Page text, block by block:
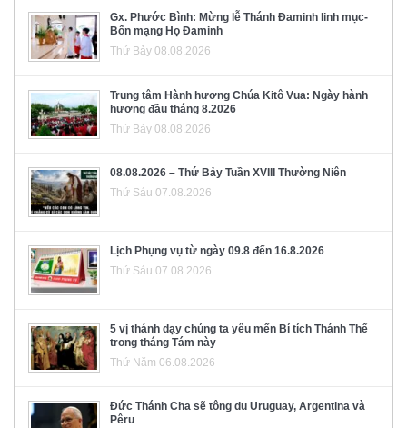
Gx. Phước Bình: Mừng lễ Thánh Đaminh linh mục-
Bổn mạng Họ Đaminh
Thứ Bảy 08.08.2026
Trung tâm Hành hương Chúa Kitô Vua: Ngày hành
hương đầu tháng 8.2026
Thứ Bảy 08.08.2026
08.08.2026 – Thứ Bảy Tuần XVIII Thường Niên
Thứ Sáu 07.08.2026
Lịch Phụng vụ từ ngày 09.8 đến 16.8.2026
Thứ Sáu 07.08.2026
5 vị thánh dạy chúng ta yêu mến Bí tích Thánh Thể
trong tháng Tám này
Thứ Năm 06.08.2026
Đức Thánh Cha sẽ tông du Uruguay, Argentina và
Pêru